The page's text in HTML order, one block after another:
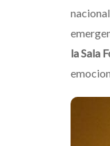
nacional
la Sala